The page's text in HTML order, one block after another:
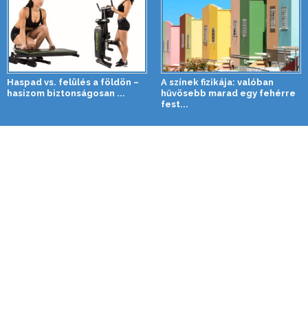
Haspad vs. felülés a földön –
hasizom biztonságosan ...
A színek fizikája: valóban
hűvösebb marad egy fehérre
fest...